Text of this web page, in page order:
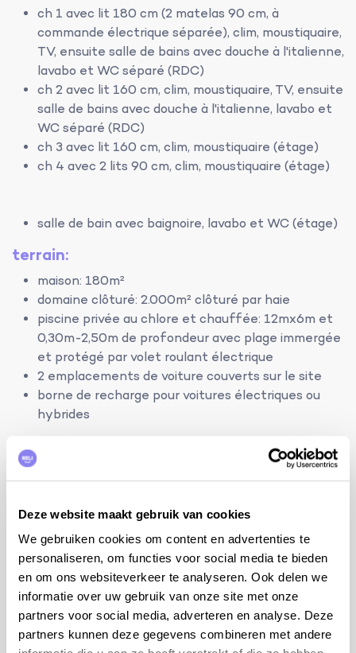
Deze website maakt gebruik van cookies
We gebruiken cookies om content en advertenties te
personaliseren, om functies voor social media te bieden
en om ons websiteverkeer te analyseren. Ook delen we
informatie over uw gebruik van onze site met onze
partners voor social media, adverteren en analyse. Deze
partners kunnen deze gegevens combineren met andere
ch 1 avec lit 180 cm (2 matelas 90 cm, à
commande électrique séparée), clim, moustiquaire,
TV, ensuite salle de bains avec douche à l'italienne,
lavabo et WC séparé (RDC)
ch 2 avec lit 160 cm, clim, moustiquaire, TV, ensuite
salle de bains avec douche à l'italienne, lavabo et
WC séparé (RDC)
ch 3 avec lit 160 cm, clim, moustiquaire (étage)
ch 4 avec 2 lits 90 cm, clim, moustiquaire (étage)
salle de bain avec baignoire, lavabo et WC (étage)
terrain:
maison: 180m²
domaine clôturé: 2.000m² clôturé par haie
piscine privée au chlore et chauffée: 12mx6m et
0,30m-2,50m de profondeur avec plage immergée
et protégé par volet roulant électrique
2 emplacements de voiture couverts sur le site
borne de recharge pour voitures électriques ou
hybrides
clim/chauffage:
climatisation réversible dans chaque pièce
Ouverte à partir du22-06Jusqu'au03-08
Chauffée
Jardin clôturé
Animaux
Cuisine d'été
Lave-vaisselle